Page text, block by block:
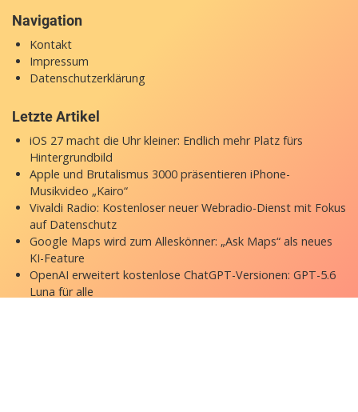
Navigation
Kontakt
Impressum
Datenschutzerklärung
Letzte Artikel
iOS 27 macht die Uhr kleiner: Endlich mehr Platz fürs
Hintergrundbild
Apple und Brutalismus 3000 präsentieren iPhone-
Musikvideo „Kairo“
Vivaldi Radio: Kostenloser neuer Webradio-Dienst mit Fokus
auf Datenschutz
Google Maps wird zum Alleskönner: „Ask Maps“ als neues
KI-Feature
OpenAI erweitert kostenlose ChatGPT-Versionen: GPT-5.6
Luna für alle